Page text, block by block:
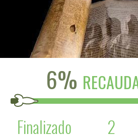
6%
Finalizado
2